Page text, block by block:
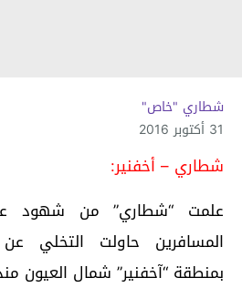
شطاري "خاص"
31 أكتوبر 2016
شطاري – أخفنير:
علمت “شطاري” من شهود
المسافرين حاولت التخلي عن
بمنطقة “آخفنير” شمال العيون